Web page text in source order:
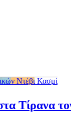
Ντέβι Κασμί
Τίρανα